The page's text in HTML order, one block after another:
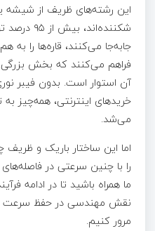
این رشته‌های ظریف از شیشه
جابه‌جا می‌کنند، قاره‌ها را
فراهم می‌کنند که بخش بزرگی
آن استوار است. بدون فیبر
خریدهای اینترنتی، همه‌چیز
می‌شد.
اما این ساختار باریک و
را با چنین سرعتی در
ما همراه باشید تا در ادامه
نقش مهندسی در حفظ سرعت و
مرور کنیم.